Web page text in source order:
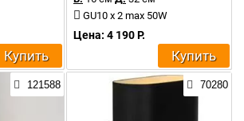
Купить
GU10 x 2 max 50W
Цена: 4 190 Р.
Купить
121588 70280